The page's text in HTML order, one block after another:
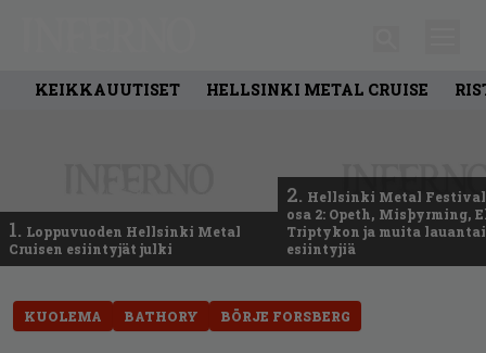
KEIKKAUUTISET HELLSINKI METAL CRUISE
1. Loppuvuoden Hellsinki Metal
Cruisen esiintyjät julki
2. Hellsinki Metal
osa 2: Opeth, Misþyrming,
Triptykon ja muita
esiintyjiä
KUOLEMA BATHORY BÖRJE FORSBERG